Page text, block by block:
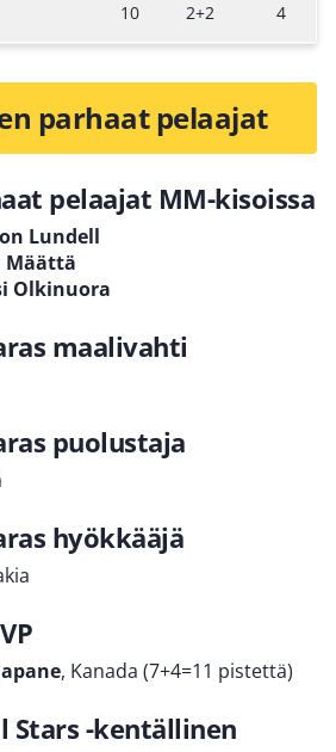
10 2+2 4
parhaat pelaajat
pelaajat MM-kisoissa
Lundell
Määttä
Olkinuora
maalivahti
puolustaja
hyökkääjä
, Kanada (7+4=11 pistettä)
Stars -kentällinen